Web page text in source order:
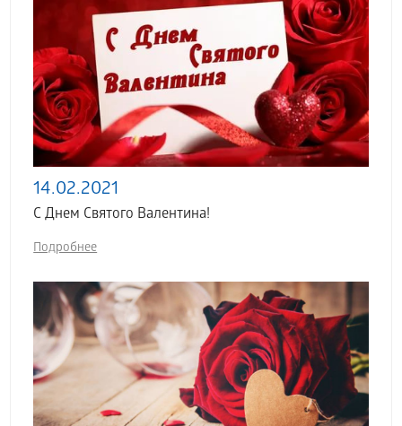
14.02.2021
С Днем Святого Валентина!
Подробнее